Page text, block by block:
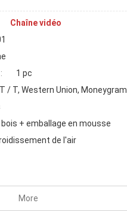
Chaîne vidéo
1 pc
T / T, Western Union, Moneygram
bois + emballage en mousse
de l'air
More